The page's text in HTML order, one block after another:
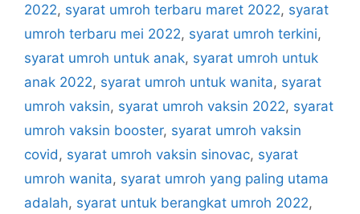
2022, syarat umroh terbaru maret 2022, syarat
umroh terbaru mei 2022, syarat umroh terkini,
syarat umroh untuk anak, syarat umroh untuk
anak 2022, syarat umroh untuk wanita, syarat
umroh vaksin, syarat umroh vaksin 2022, syarat
umroh vaksin booster, syarat umroh vaksin
covid , syarat umroh vaksin sinovac, syarat
umroh wanita, syarat umroh yang paling utama
adalah, syarat untuk berangkat umroh 2022,